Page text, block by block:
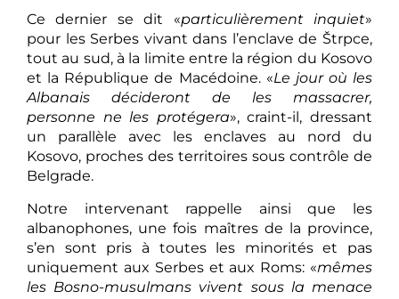
Ce dernier se dit «particulièrement inquiet»
pour les Serbes vivant dans l’enclave de Štrpce,
tout au sud, à la limite entre la région du Kosovo
et la République de Macédoine. «Le jour où les
Albanais décideront de les massacrer,
personne ne les protégera», craint-il, dressant
un parallèle avec les enclaves au nord du
Kosovo, proches des territoires sous contrôle de
Belgrade.
Notre intervenant rappelle ainsi que les
albanophones, une fois maîtres de la province,
s’en sont pris à toutes les minorités et pas
uniquement aux Serbes et aux Roms: «mêmes
les Bosno-musulmans vivent sous la menace